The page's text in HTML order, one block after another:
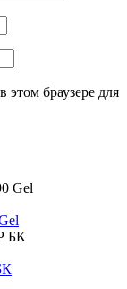
этом браузере для